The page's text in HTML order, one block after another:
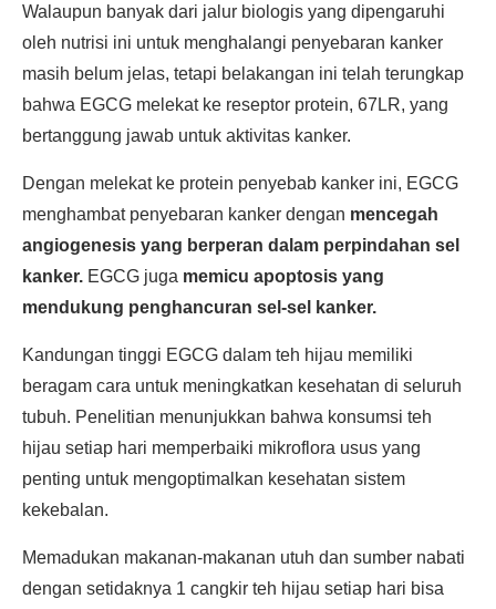
Walaupun banyak dari jalur biologis yang dipengaruhi
oleh nutrisi ini untuk menghalangi penyebaran kanker
masih belum jelas, tetapi belakangan ini telah terungkap
bahwa EGCG melekat ke reseptor protein, 67LR, yang
bertanggung jawab untuk aktivitas kanker.
Dengan melekat ke protein penyebab kanker ini, EGCG
menghambat penyebaran kanker dengan mencegah
angiogenesis yang berperan dalam perpindahan sel
kanker. EGCG juga memicu apoptosis yang
mendukung penghancuran sel-sel kanker.
Kandungan tinggi EGCG dalam teh hijau memiliki
beragam cara untuk meningkatkan kesehatan di seluruh
tubuh. Penelitian menunjukkan bahwa konsumsi teh
hijau setiap hari memperbaiki mikroflora usus yang
penting untuk mengoptimalkan kesehatan sistem
kekebalan.
Memadukan makanan-makanan utuh dan sumber nabati
dengan setidaknya 1 cangkir teh hijau setiap hari bisa